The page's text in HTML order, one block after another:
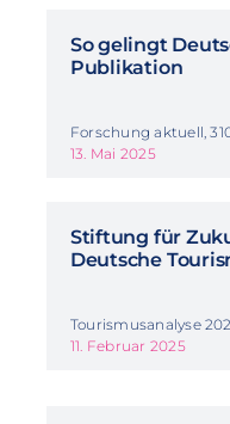
So gelingt
Publikation
Forschung aktuell,
13. Mai 2025
Stiftung für
Deutsche
Tourismusanalyse
11. Februar 2025